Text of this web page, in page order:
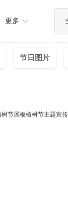
更多
节日图片